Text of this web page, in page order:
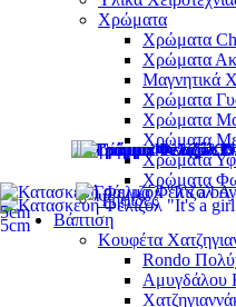
Χρώματα
Χρώματα
Χρώματα
Μαγνητικά
Χρώματα
Χρώματα
Χρώματα
Χρώματα
Χρώματα
Ψηφίδες
Βάπτιση
Κουφέτα
Rondo
Αμυγδάλου